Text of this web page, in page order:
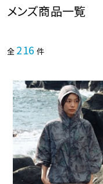
メンズ商品一覧
全 216 件